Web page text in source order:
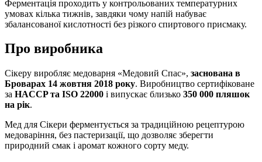
Ферментація проходить у контрольованих температурних
умовах кілька тижнів, завдяки чому напій набуває
збалансованої кислотності без різкого спиртового присмаку.
Про виробника
Сікеру виробляє медоварня «Медовий Спас», заснована в
Броварах 14 жовтня 2018 року. Виробництво сертифіковане
за HACCP та ISO 22000 і випускає близько 350 000 пляшок
на рік.
Мед для Сікери ферментується за традиційною рецептурою
медоваріння, без пастеризації, що дозволяє зберегти
природний смак і аромат кожного сорту меду.